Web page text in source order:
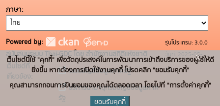
ภาษา
Powered by:
สนับสนุนระบบ Thai-GDC โดย สำนักงานสถิติแห่งชาติ
เว็บไซต์ที่
เกี่ยวข้อง:
ระบบบัญชีข้อมูลภาครัฐ
บริการนามานุกรมบัญชีข้อมูลภาค
รัฐ
รุ่นโปรแกรม: 3.0.0
วันที่: 2025-05-
19
เว็บไซต์นี้ใช้ "คุกกี้" เพื่อวัตถุประสงค์ในการพัฒนาการเข้าถึงบริการของผู้ใช้ให้ดี
ยิ่งขึ้น หากต้องการเปิดใช้งานคุกกี้ โปรดคลิก "ยอมรับคุกกี้"
คุณสามารถถอนการยินยอมของคุณได้ตลอดเวลา โดยไปที่ "การตั้งค่าคุกกี้"
ยอมรับคุกกี้
x